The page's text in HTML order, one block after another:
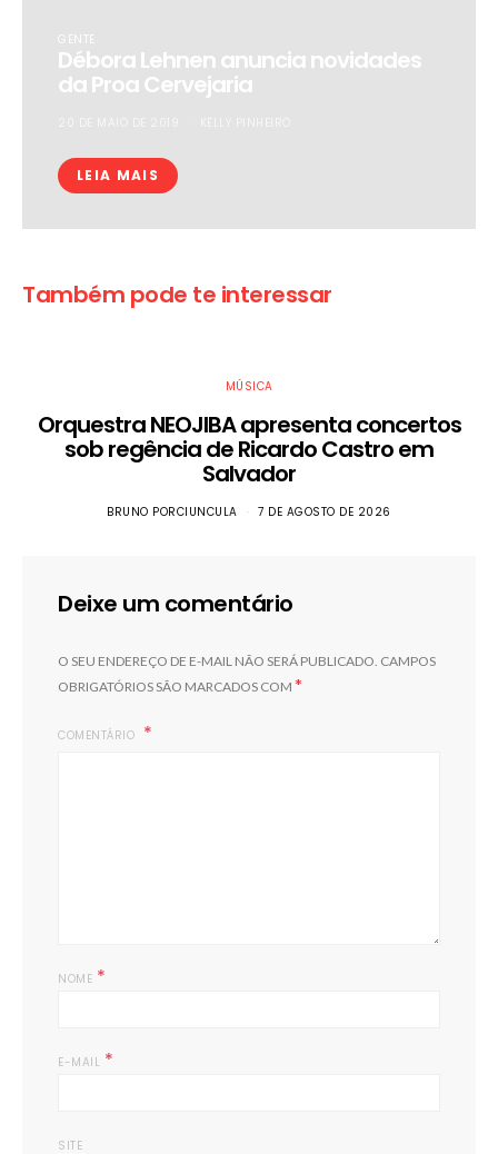
GENTE
Débora Lehnen anuncia novidades
da Proa Cervejaria
LEIA MAIS
Também pode te interessar
MÚSICA
Orquestra NEOJIBA apresenta concertos
sob regência de Ricardo Castro em
Salvador
BRUNO PORCIUNCULA 7 DE AGOSTO DE 2026
Deixe um comentário
O SEU ENDEREÇO DE E-MAIL NÃO SERÁ PUBLICADO. CAMPOS
OBRIGATÓRIOS SÃO MARCADOS COM *
COMENTÁRIO
NOME *
E-MAIL *
SITE